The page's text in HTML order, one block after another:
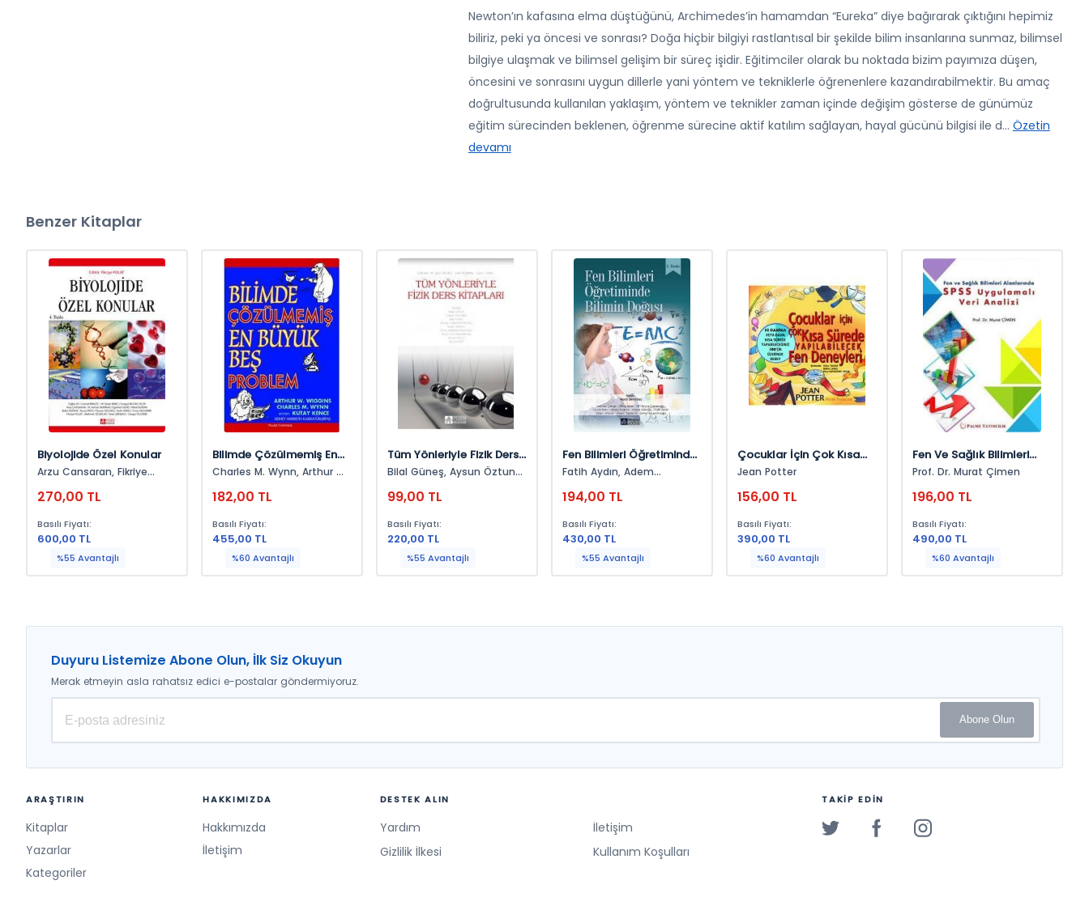
Newton’ın kafasına elma düştüğünü, Archimedes’in hamamdan “Eureka” diye bağırarak çıktığını hepimiz
biliriz, peki ya öncesi ve sonrası? Doğa hiçbir bilgiyi rastlantısal bir şekilde bilim insanlarına sunmaz, bilimsel
bilgiye ulaşmak ve bilimsel gelişim bir süreç işidir. Eğitimciler olarak bu noktada bizim payımıza düşen,
öncesini ve sonrasını uygun dillerle yani yöntem ve tekniklerle öğrenenlere kazandırabilmektir. Bu amaç
doğrultusunda kullanılan yaklaşım, yöntem ve teknikler zaman içinde değişim gösterse de günümüz
eğitim sürecinden beklenen, öğrenme sürecine aktif katılım sağlayan, hayal gücünü bilgisi ile d... Özetin
devamı
Benzer Kitaplar
Biyolojide Özel Konular
Arzu Cansaran, Fikriye
Doğan, Evren Olguner,
Osman Gülnaz, Nuran Ekici,
Egemen Dere, M. Kemal
Demirağ, Songül Budak
270,00 TL
Basılı Fiyatı:
600,00 TL
%55 Avantajlı
Bilimde Çözülmemiş En
Büyük Beş Problem
Charles M. Wynn, Arthur W.
182,00 TL
Basılı Fiyatı:
455,00 TL
%60 Avantajlı
Tüm Yönleriyle Fizik Ders
Kitapları
Bilal Güneş, Aysun Öztuna
Karamustafaoğlu, Serkan
Türkkan Gülyurdu, Zeynep
Tuğba Kahyaoğlu, Ahmet
Yavuz
99,00 TL
Basılı Fiyatı:
220,00 TL
%55 Avantajlı
Fen Bilimleri Öğretiminde
Bilimin Doğası
Fatih Aydın, Adem
Funda Balcı, Hasret
Esme Hacıeminoğlu, Oktay
Aslan, Elif Omca
Çabonoğlu, Yılmaz Sağlam
194,00 TL
Basılı Fiyatı:
430,00 TL
%55 Avantajlı
Çocuklar İçin Çok Kısa
Sürede Yapılabilecek Fen
Daha Kısa Sürede
Üzerinde Deney
Jean Potter
156,00 TL
Basılı Fiyatı:
390,00 TL
%60 Avantajlı
Fen Ve Sağlık Bilimleri
Alanlarında Spss
Prof. Dr. Murat Çimen
196,00 TL
Basılı Fiyatı:
490,00 TL
%60 Avantajlı
Duyuru Listemize Abone Olun, İlk Siz Okuyun
Merak etmeyin asla rahatsız edici e-postalar göndermiyoruz.
Abone Olun
ARAŞTIRIN
Kitaplar
Yazarlar
Kategoriler
HAKKIMIZDA
Hakkımızda
İletişim
DESTEK ALIN
Yardım
İletişim
Gizlilik İlkesi
Kullanım Koşulları
TAKİP EDİN